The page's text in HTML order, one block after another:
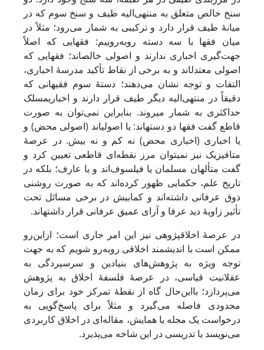
سنخ خالص متعلق به منتهی‌الیه طیف و سنخ سوم که در
میانۀ طیف قرار دارد و ترکیبی به شمار می‌رود؛ مثلاً در
میان فقها با سه دسته روبه‌روییم: فقهایی که اصلاً
جهت‌گیری اخباری ندارند و اصولی خالص‏اند؛ فقهایی که
اصولی معتدل‎اند و به برخی از نقاط تأکید مدرسۀ اخباری،
التفات و توجه نشان می‌دهند؛ دستۀ سوم فقیهانی که
دقیقاً در منتهی‌الیه دیگر طیف قرار دارند و اخباری‏مسلک
حداکثری به شمار می‎روند. بنابراین نمی‌توان به‌ صورت
قاطع گفت فقها دو دسته‏اند: یا اصولی‏اند (اصولی محض) و
یا اخباری (اخباری محض) نه کم و نه بیش. در عرصۀ
متافیزیک نیز نمی‏توان مرز نقطه‌ای قاطعی تعیین کرد و
گفت متألهان مسلمان یا فیلسوف‌اند و یا عارف؛ بلکه در
تاریخ علم، حکمایی ظهور کرده‌اند که به صورت روشنی
ذوق عرفانی داشته‌اند و کمابیش در برخی مسائل تحت
تأثیر زاویۀ دید عرفا و آرای عمیق عرفانی قرار داشته‎اند.
در عرصۀ اخلاق‎پژوهی نیز این امر جاری است؛ ازاین‌رو
ممکن است با اندیشمند اخلاقی روبه‌رو شویم که به جهت
توجه ویژه به پژوهش‌های بنیادین و سرسپردگی به
عقلانیت قیاسی، در عرصۀ فلسفۀ اخلاق به پژوهش
می‌پردازد؛ بااین‌حال گاه از نقطۀ تمرکز خود برای زمان
محدودی فاصله می‌گیرد و مثلاً برای پاسخ‌گویی به
درخواست یک مجله یا همایش، مقاله‌ای در اخلاق کاربردی
می‌نویسد یا تدریسی در این شاخه می‌پذیرد.